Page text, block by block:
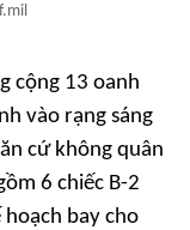
cộng 13 oanh
vào rạng sáng
cứ không quân
6 chiếc B-2
hoạch bay cho